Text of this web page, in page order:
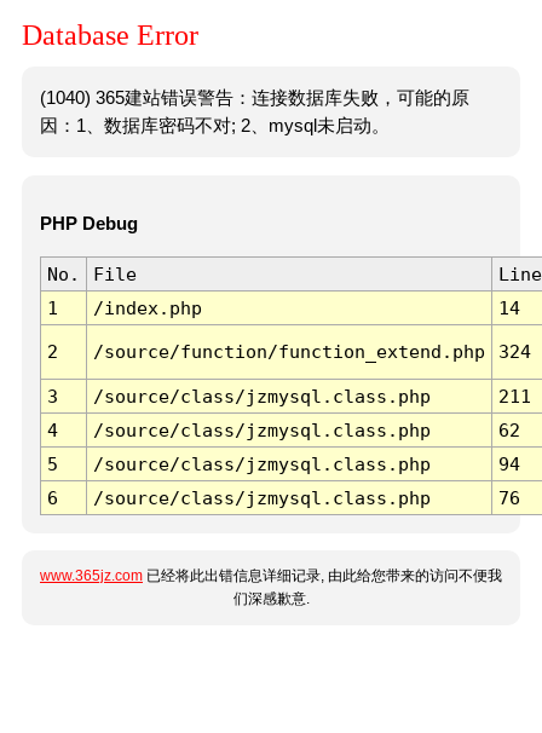
Database Error
(1040) 365建站错误警告：连接数据库失败，可能的原
因：1、数据库密码不对; 2、mysql未启动。
PHP Debug
No. File
Line
1
/index.php 14
2 /source/function/function_extend.php 324
3 /source/class/jzmysql.class.php
211
4
/source/class/jzmysql.class.php
62
5
/source/class/jzmysql.class.php
94
6
/source/class/jzmysql.class.php 76
www.365jz.com 已经将此出错信息详细记录, 由此给您带来的访问不便我
们深感歉意.